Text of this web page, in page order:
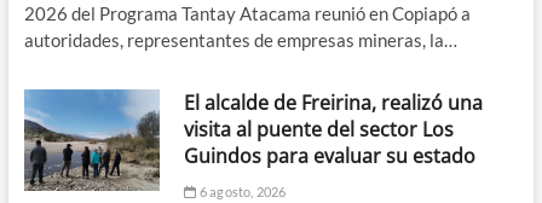
2026 del Programa Tantay Atacama reunió en Copiapó a
autoridades, representantes de empresas mineras, la…
El alcalde de Freirina, realizó una
visita al puente del sector Los
Guindos para evaluar su estado
6 agosto, 2026